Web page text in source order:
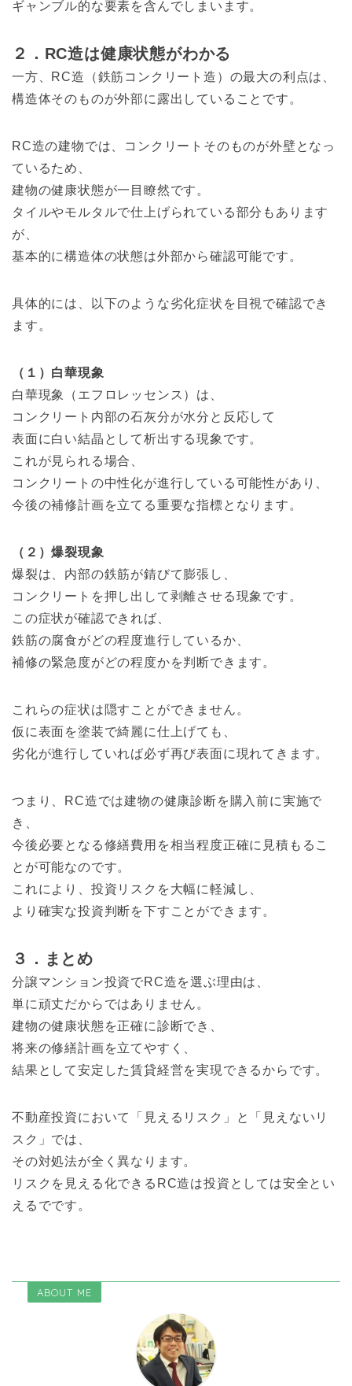
ギャンブル的な要素を含んでしまいます。
２．RC造は健康状態がわかる
一方、RC造（鉄筋コンクリート造）の最大の利点は、
構造体そのものが外部に露出していることです。
RC造の建物では、コンクリートそのものが外壁となっ
ているため、
建物の健康状態が一目瞭然です。
タイルやモルタルで仕上げられている部分もあります
が、
基本的に構造体の状態は外部から確認可能です。
具体的には、以下のような劣化症状を目視で確認でき
ます。
（１）白華現象
白華現象（エフロレッセンス）は、
コンクリート内部の石灰分が水分と反応して
表面に白い結晶として析出する現象です。
これが見られる場合、
コンクリートの中性化が進行している可能性があり、
今後の補修計画を立てる重要な指標となります。
（２）爆裂現象
爆裂は、内部の鉄筋が錆びて膨張し、
コンクリートを押し出して剥離させる現象です。
この症状が確認できれば、
鉄筋の腐食がどの程度進行しているか、
補修の緊急度がどの程度かを判断できます。
これらの症状は隠すことができません。
仮に表面を塗装で綺麗に仕上げても、
劣化が進行していれば必ず再び表面に現れてきます。
つまり、RC造では建物の健康診断を購入前に実施で
き、
今後必要となる修繕費用を相当程度正確に見積もるこ
とが可能なのです。
これにより、投資リスクを大幅に軽減し、
より確実な投資判断を下すことができます。
３．まとめ
分譲マンション投資でRC造を選ぶ理由は、
単に頑丈だからではありません。
建物の健康状態を正確に診断でき、
将来の修繕計画を立てやすく、
結果として安定した賃貸経営を実現できるからです。
不動産投資において「見えるリスク」と「見えないリ
スク」では、
その対処法が全く異なります。
リスクを見える化できるRC造は投資としては安全とい
えるでです。
ABOUT ME